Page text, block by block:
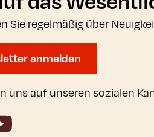
Sie regelmäßig über
anmelden
uns auf unseren sozialen